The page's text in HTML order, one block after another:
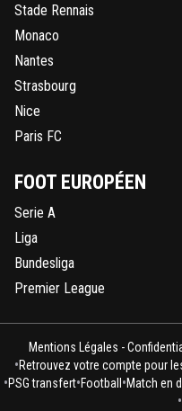
Stade Rennais
Monaco
Nantes
Strasbourg
Nice
Paris FC
FOOT EUROPÉEN
Serie A
Liga
Bundesliga
Premier League
Mentions Légales -
•Retrouvez votre compte pour
•PSG transfert•Football •Match en
•